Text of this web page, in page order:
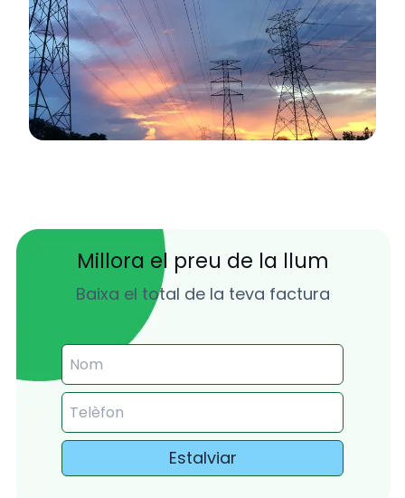
Millora el preu de la llum
Baixa el total de la teva factura
Estalviar